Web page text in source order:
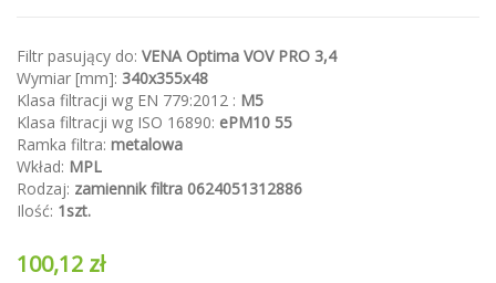
Filtr pasujący do: VENA Optima VOV PRO 3,4
Wymiar [mm]: 340x355x48
Klasa filtracji wg EN 779:2012 : M5
Klasa filtracji wg ISO 16890: ePM10 55
Ramka filtra: metalowa
Wkład: MPL
Rodzaj: zamiennik filtra 0624051312886
Ilość: 1szt.
100,12 zł